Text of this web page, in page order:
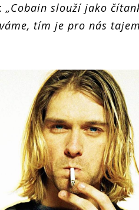
„Cobain slouží jako
tím je pro nás